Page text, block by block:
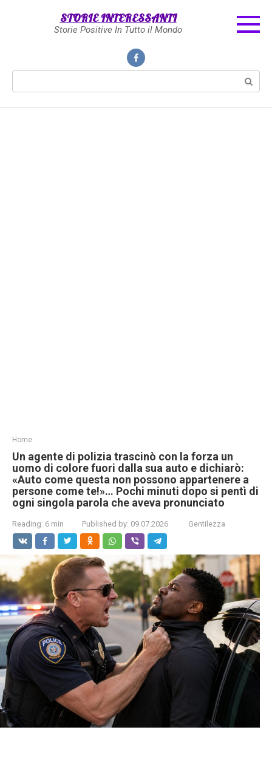
STORIE INTERESSANTI
Storie Positive In Tutto il Mondo
Home
Un agente di polizia trascinò con la forza un
uomo di colore fuori dalla sua auto e dichiarò:
«Auto come questa non possono appartenere a
persone come te!»… Pochi minuti dopo si pentì di
ogni singola parola che aveva pronunciato
Reading: 6 min Published by: 09.07.2026 Gentilezza